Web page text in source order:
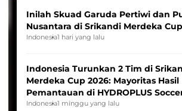
Inilah Skuad Garuda Pertiwi dan
Nusantara di Srikandi Merdeka
Indonesia1 hari yang lalu
Indonesia Turunkan 2 Tim di
Merdeka Cup 2026: Mayoritas Hasil
Pemantauan di HYDROPLUS
League
Indonesia1 minggu yang lalu